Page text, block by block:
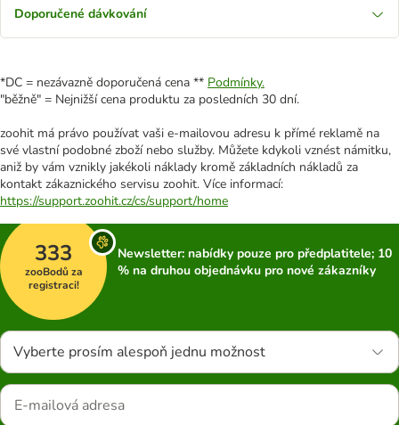
Doporučené dávkování
*DC = nezávazně doporučená cena ** Podmínky.
"běžně" = Nejnižší cena produktu za posledních 30 dní.
zoohit má právo používat vaši e-mailovou adresu k přímé reklamě na
své vlastní podobné zboží nebo služby. Můžete kdykoli vznést námitku,
aniž by vám vznikly jakékoli náklady kromě základních nákladů za
kontakt zákaznického servisu zoohit. Více informací:
https://support.zoohit.cz/cs/support/home
333
zooBodů za
registraci!
Newsletter: nabídky pouze pro předplatitele; 10
% na druhou objednávku pro nové zákazníky
Vyberte prosím alespoň jednu možnost